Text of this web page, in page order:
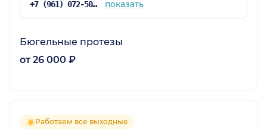
+7 (961) 072-50-56 показать
Бюгельные протезы
от 26 000 ₽
Работаем все выходные